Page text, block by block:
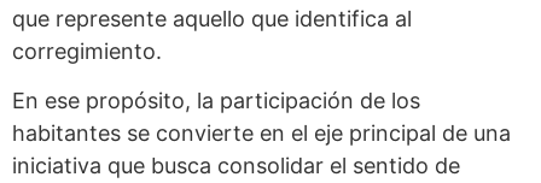
que represente aquello que identifica al
corregimiento.
En ese propósito, la participación de los
habitantes se convierte en el eje principal de una
iniciativa que busca consolidar el sentido de